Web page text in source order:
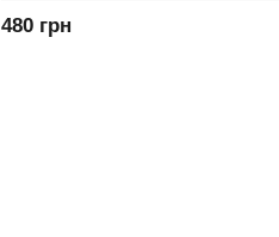
белья, 560 мл (419958)
480 грн